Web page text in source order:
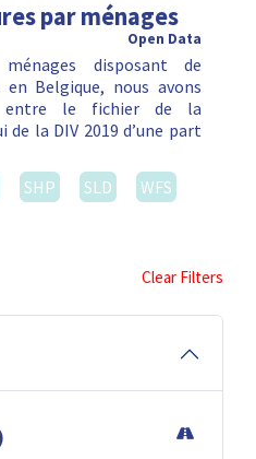
par ménages
Open Data
disposant de
Belgique, nous avons
entre le fichier de la
la DIV 2019 d’une part
SHP SLD
WFS
Clear Filters